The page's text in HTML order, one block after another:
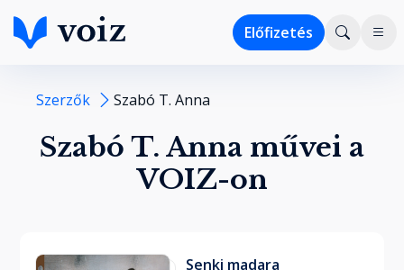
Előfizetés
Szerzők Szabó T. Anna
Szabó T. Anna művei a
VOIZ-on
Senki madara